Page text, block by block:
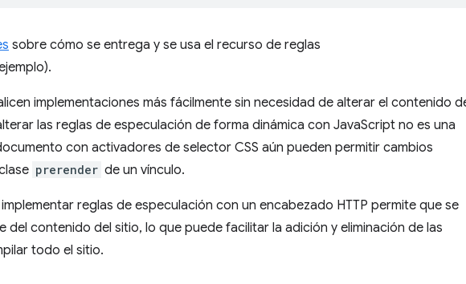
sobre cómo se entrega y se usa el recurso de reglas
implementaciones más fácilmente sin necesidad de alterar el contenido
las reglas de especulación de forma dinámica con JavaScript no es una
con activadores de selector CSS aún pueden permitir cambios
prerender de un vínculo.
reglas de especulación con un encabezado HTTP permite que se
del contenido del sitio, lo que puede facilitar la adición y eliminación de las
todo el sitio.